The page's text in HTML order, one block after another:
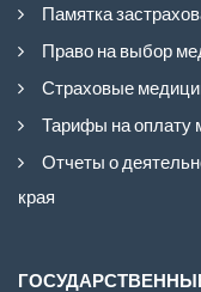
Памятка
Право на выбор
Страховые
Тарифы на
Отчеты о
края